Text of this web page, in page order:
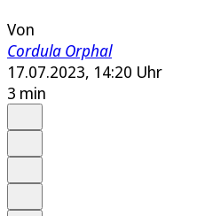
Von
Cordula Orphal
17.07.2023, 14:20 Uhr
3 min